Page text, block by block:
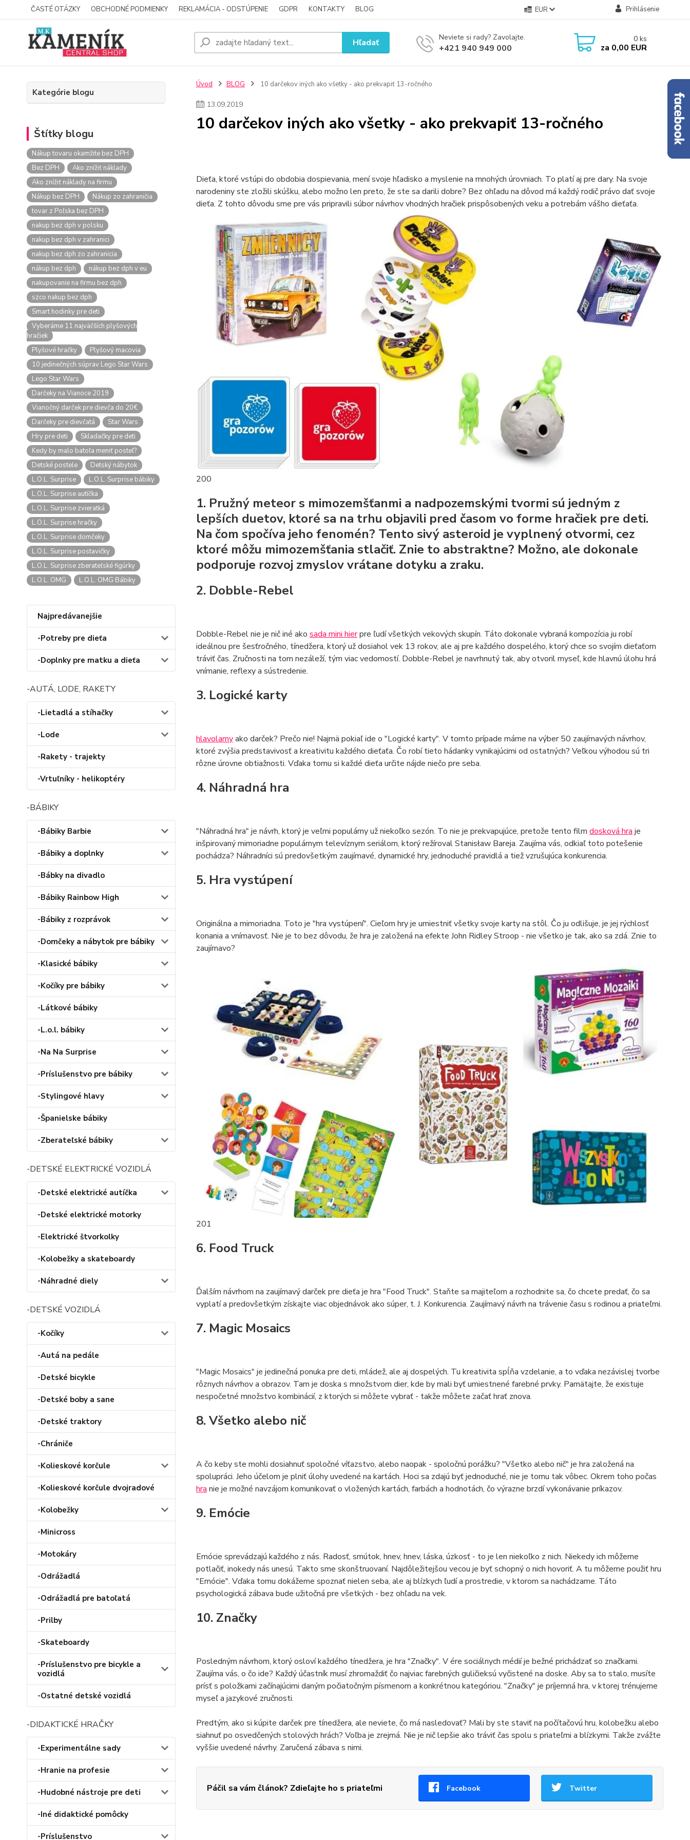
ČASTÉ OTÁZKY OBCHODNÉ PODMIENKY REKLAMÁCIA - ODSTÚPENIE GDPR KONTAKTY BLOG EUR Prihlásenie
Hľadať Neviete si rady? Zavolajte.
+421 940 949 000
0 ks
za 0,00 EUR
Kategórie blogu
Štítky blogu
Nákup tovaru okamžite bez DPH
Bez DPH
Ako znížiť náklady
Ako znížiť náklady na firmu
Nákup bez DPH
Nákup zo zahraničia
tovar z Poľska bez DPH
nakup bez dph v polsku
nakup bez dph v zahranici
nakup bez dph zo zahranicia
nákup bez dph
nákup bez dph v eu
nakupovanie na firmu bez dph
szco nakup bez dph
Smart hodinky pre deti
Vyberáme 11 najväčších plyšových
hračiek
Plyšové hračky
Plyšový macovia
10 jedinečných súprav Lego Star Wars
Lego Star Wars
Darčeky na Vianoce 2019
Vianočný darček pre dievča do 20€
Darčeky pre dievčatá
Star Wars
Hry pre deti
Skladačky pre deti
Kedy by malo batoľa meniť posteľ?
Detské postele
Detský nábytok
L.O.L. Surprise
L.O.L. Surprise bábiky
L.O.L. Surprise autíčka
L.O.L. Surprise zvieratká
L.O.L. Surprise hračky
L.O.L. Surprise domčeky
L.O.L. Surprise postavičky
L.O.L. Surprise zberateľské figúrky
L.O.L. OMG
L.O.L. OMG Bábiky
Najpredávanejšie
-Potreby pre dieťa
-Doplnky pre matku a dieťa
-AUTÁ, LODE, RAKETY
-Lietadlá a stíhačky
-Lode
-Rakety - trajekty
-Vrtuľníky - helikoptéry
-BÁBIKY
-Bábiky Barbie
-Bábiky a doplnky
-Bábky na divadlo
-Bábiky Rainbow High
-Bábiky z rozprávok
-Domčeky a nábytok pre bábiky
-Klasické bábiky
-Kočíky pre bábiky
-Látkové bábiky
-L.o.l. bábiky
-Na Na Surprise
-Príslušenstvo pre bábiky
-Stylingové hlavy
-Španielske bábiky
-Zberateľské bábiky
-DETSKÉ ELEKTRICKÉ VOZIDLÁ
-Detské elektrické autíčka
-Detské elektrické motorky
-Elektrické štvorkolky
-Kolobežky a skateboardy
-Náhradné diely
-DETSKÉ VOZIDLÁ
-Kočíky
-Autá na pedále
-Detské bicykle
-Detské boby a sane
-Detské traktory
-Chrániče
-Kolieskové korčule
-Kolieskové korčule dvojradové
-Kolobežky
-Minicross
-Motokáry
-Odrážadlá
-Odrážadlá pre batoľatá
-Prilby
-Skateboardy
-Príslušenstvo pre bicykle a
vozidlá
-Ostatné detské vozidlá
-DIDAKTICKÉ HRAČKY
-Experimentálne sady
-Hranie na profesie
-Hudobné nástroje pre deti
-Iné didaktické pomôcky
-Príslušenstvo
Úvod BLOG 10 darčekov iných ako všetky - ako prekvapiť 13-ročného
13.09.2019
10 darčekov iných ako všetky - ako prekvapiť 13-ročného
Dieťa, ktoré vstúpi do obdobia dospievania, mení svoje hľadisko a myslenie na mnohých úrovniach. To platí aj pre dary. Na svoje
narodeniny ste zložili skúšku, alebo možno len preto, že ste sa darili dobre? Bez ohľadu na dôvod má každý rodič právo dať svoje
dieťa. Z tohto dôvodu sme pre vás pripravili súbor návrhov vhodných hračiek prispôsobených veku a potrebám vášho dieťaťa.
200
1. Pružný meteor s mimozemšťanmi a nadpozemskými tvormi sú jedným z
lepších duetov, ktoré sa na trhu objavili pred časom vo forme hračiek pre deti.
Na čom spočíva jeho fenomén? Tento sivý asteroid je vyplnený otvormi, cez
ktoré môžu mimozemšťania stlačiť. Znie to abstraktne? Možno, ale dokonale
podporuje rozvoj zmyslov vrátane dotyku a zraku.
2. Dobble-Rebel
Dobble-Rebel nie je nič iné ako sada mini hierpre ľudí všetkých vekových skupín. Táto dokonale vybraná kompozícia ju robí
ideálnou pre šesťročného, tínedžera, ktorý už dosiahol vek 13 rokov, ale aj pre každého dospelého, ktorý chce so svojím dieťaťom
tráviť čas. Zručnosti na tom nezáleží, tým viac vedomostí. Dobble-Rebel je navrhnutý tak, aby otvoril myseľ, kde hlavnú úlohu hrá
vnímanie, reflexy a sústredenie.
3. Logické karty
hlavolamyako darček? Prečo nie! Najmä pokiaľ ide o "Logické karty". V tomto prípade máme na výber 50 zaujímavých návrhov,
ktoré zvýšia predstavivosť a kreativitu každého dieťaťa. Čo robí tieto hádanky vynikajúcimi od ostatných? Veľkou výhodou sú tri
rôzne úrovne obtiažnosti. Vďaka tomu si každé dieťa určite nájde niečo pre seba.
4. Náhradná hra
"Náhradná hra" je návrh, ktorý je veľmi populárny už niekoľko sezón. To nie je prekvapujúce, pretože tento film dosková hra je
inšpirovaný mimoriadne populárnym televíznym seriálom, ktorý režíroval Stanisław Bareja. Zaujíma vás, odkiaľ toto potešenie
pochádza? Náhradníci sú predovšetkým zaujímavé, dynamické hry, jednoduché pravidlá a tiež vzrušujúca konkurencia.
5. Hra vystúpení
Originálna a mimoriadna. Toto je "hra vystúpení". Cieľom hry je umiestniť všetky svoje karty na stôl. Čo ju odlišuje, je jej rýchlosť
konania a vnímavosť. Nie je to bez dôvodu, že hra je založená na efekte John Ridley Stroop - nie všetko je tak, ako sa zdá. Znie to
zaujímavo?
201
6. Food Truck
Ďalším návrhom na zaujímavý darček pre dieťa je hra "Food Truck". Staňte sa majiteľom a rozhodnite sa, čo chcete predať, čo sa
vyplatí a predovšetkým získajte viac objednávok ako súper, t. J. Konkurencia. Zaujímavý návrh na trávenie času s rodinou a priateľmi.
7. Magic Mosaics
"Magic Mosaics" je jedinečná ponuka pre deti, mládež, ale aj dospelých. Tu kreativita spĺňa vzdelanie, a to vďaka nezávislej tvorbe
rôznych návrhov a obrazov. Tam je doska s množstvom dier, kde by mali byť umiestnené farebné prvky. Pamätajte, že existuje
nespočetné množstvo kombinácií, z ktorých si môžete vybrať - takže môžete začať hrať znova.
8. Všetko alebo nič
A čo keby ste mohli dosiahnuť spoločné víťazstvo, alebo naopak - spoločnú porážku? "Všetko alebo nič" je hra založená na
spolupráci. Jeho účelom je plniť úlohy uvedené na kartách. Hoci sa zdajú byť jednoduché, nie je tomu tak vôbec. Okrem toho počas
hra nie je možné navzájom komunikovať o vložených kartách, farbách a hodnotách, čo výrazne brzdí vykonávanie príkazov.
9. Emócie
Emócie sprevádzajú každého z nás. Radosť, smútok, hnev, hnev, láska, úzkosť - to je len niekoľko z nich. Niekedy ich môžeme
potlačiť, inokedy nás unesú. Takto sme skonštruovaní. Najdôležitejšou vecou je byť schopný o nich hovoriť. A tu môžeme použiť hru
"Emócie". Vďaka tomu dokážeme spoznať nielen seba, ale aj blízkych ľudí a prostredie, v ktorom sa nachádzame. Táto
psychologická zábava bude užitočná pre všetkých - bez ohľadu na vek.
10. Značky
Posledným návrhom, ktorý osloví každého tínedžera, je hra "Značky". V ére sociálnych médií je bežné prichádzať so značkami.
Zaujíma vás, o čo ide? Každý účastník musí zhromaždiť čo najviac farebných guličieksú vyčistené na doske. Aby sa to stalo, musíte
prísť s položkami začínajúcimi daným počiatočným písmenom a konkrétnou kategóriou. "Značky" je príjemná hra, v ktorej trénujeme
myseľ a jazykové zručnosti.
Predtým, ako si kúpite darček pre tínedžera, ale neviete, čo má nasledovať? Mali by ste staviť na počítačovú hru, kolobežku alebo
siahnuť po osvedčených stolových hrách? Voľba je zrejmá. Nie je nič lepšie ako tráviť čas spolu s priateľmi a blízkymi. Takže zvážte
vyššie uvedené návrhy. Zaručená zábava s nimi.
Páčil sa vám článok? Zdieľajte ho s priateľmi Facebook Twitter